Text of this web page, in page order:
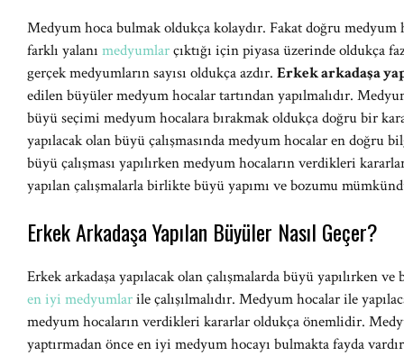
Medyum hoca bulmak oldukça kolaydır. Fakat doğru
farklı yalanı medyumlarçıktığı için piyasa üzerinde oldukça
gerçek medyumların sayısı oldukça azdır. Erkek arkadaşa
edilen büyüler medyum hocalar tartından yapılmalıdır.
büyü seçimi medyum hocalara bırakmak oldukça doğru bir
yapılacak olan büyü çalışmasında medyum hocalar en
büyü çalışması yapılırken medyum hocaların verdikleri
yapılan çalışmalarla birlikte büyü yapımı ve bozumu
Erkek Arkadaşa Yapılan Büyüler Nasıl Geçer?
Erkek arkadaşa yapılacak olan çalışmalarda büyü yapılırken
en iyi medyumlarile çalışılmalıdır. Medyum hocalar ile
medyum hocaların verdikleri kararlar oldukça önemlidir.
yaptırmadan önce en iyi medyum hocayı bulmakta fayda